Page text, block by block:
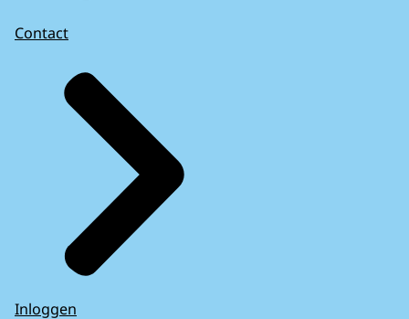
Contact
Inloggen